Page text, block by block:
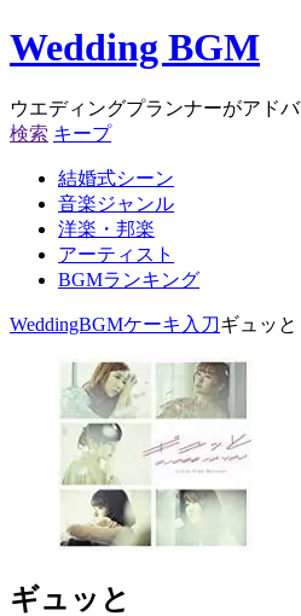
Wedding BGM
ウエディングプランナーがアド
検索 キープ
結婚式シーン
音楽ジャンル
洋楽・邦楽
アーティスト
BGMランキング
WeddingBGMケーキ入刀ギュッと
ギュッと